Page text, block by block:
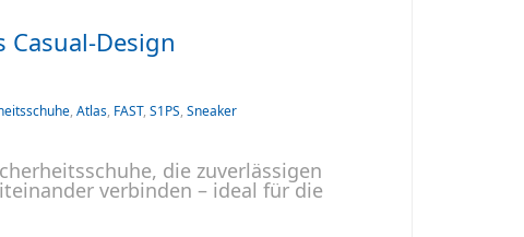
Design
, Atlas, FAST, S1PS, Sneaker
die zuverlässigen
verbinden – ideal für die